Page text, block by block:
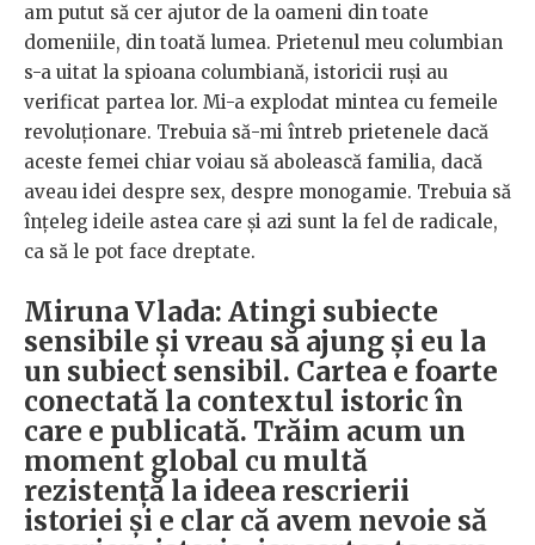
am putut să cer ajutor de la oameni din toate
domeniile, din toată lumea. Prietenul meu columbian
s-a uitat la spioana columbiană, istoricii ruși au
verificat partea lor. Mi-a explodat mintea cu femeile
revoluționare. Trebuia să-mi întreb prietenele dacă
aceste femei chiar voiau să abolească familia, dacă
aveau idei despre sex, despre monogamie. Trebuia să
înțeleg ideile astea care și azi sunt la fel de radicale,
ca să le pot face dreptate.
Miruna Vlada: Atingi subiecte
sensibile și vreau să ajung și eu la
un subiect sensibil. Cartea e foarte
conectată la contextul istoric în
care e publicată. Trăim acum un
moment global cu multă
rezistență la ideea rescrierii
istoriei și e clar că avem nevoie să